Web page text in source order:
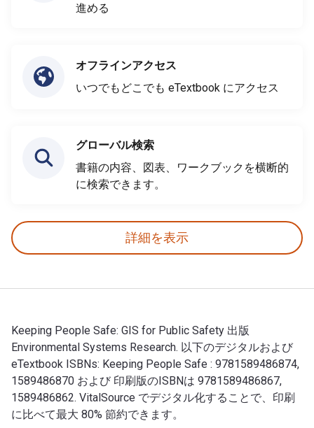
進める
オフラインアクセス
いつでもどこでも eTextbook にアクセス
グローバル検索
書籍の内容、図表、ワークブックを横断的
に検索できます。
詳細を表示
Keeping People Safe: GIS for Public Safety 出版
Environmental Systems Research. 以下のデジタルおよび
eTextbook ISBNs: Keeping People Safe : 9781589486874,
1589486870 および 印刷版のISBNは 9781589486867,
1589486862. VitalSource でデジタル化することで、印刷
に比べて最大 80% 節約できます。